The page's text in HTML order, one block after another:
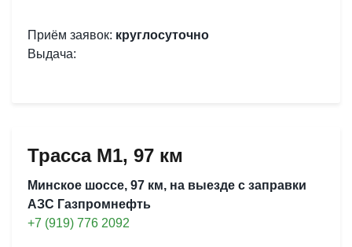
Приём заявок: круглосуточно
Выдача:
Трасса М1, 97 км
Минское шоссе, 97 км, на выезде с заправки
АЗС Газпромнефть
+7 (919) 776 2092